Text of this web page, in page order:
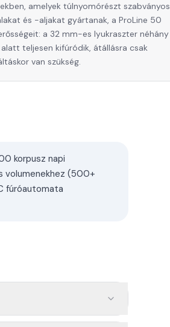
amelyek túlnyomórészt szabványos
és -aljakat gyártanak, a ProLine 50
a 32 mm-es lyukraszter néhány
teljesen kifúródik, átállásra csak
van szükség.
korpusz napi
volumenekhez (500+
fúróautomata